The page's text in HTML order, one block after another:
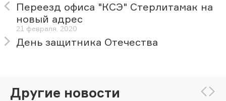
Переезд офиса "КСЭ" Стерлитамак на
новый адрес
21 февраля, 2020
День защитника Отечества
Другие новости